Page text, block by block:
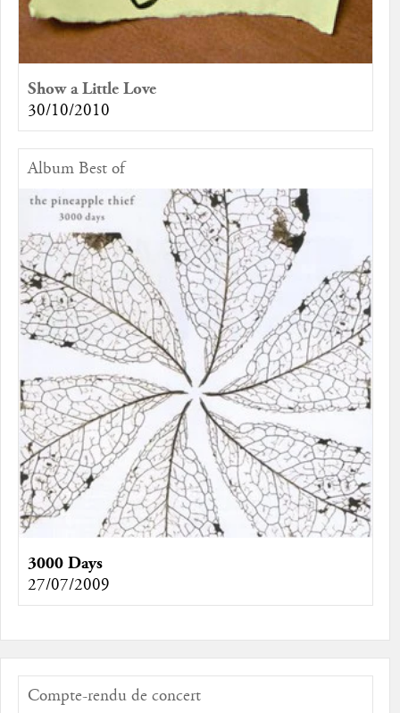
Show a Little Love
30/10/2010
Album Best of
3000 Days
27/07/2009
Compte-rendu de concert